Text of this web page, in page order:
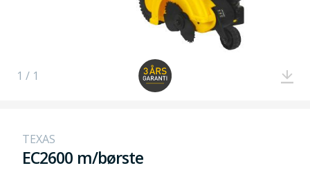
1 / 1
TEXAS
EC2600 m/børste